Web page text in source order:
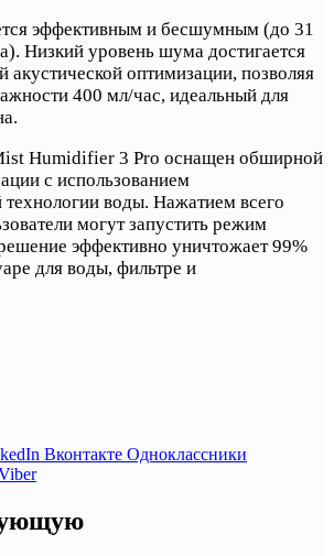
эффективным и бесшумным (до 31
Низкий уровень шума достигается
акустической оптимизации, позволяя
400 мл/час, идеальный для
Humidifier 3 Pro оснащен обширной
с использованием
технологии воды. Нажатием всего
могут запустить режим
эффективно уничтожает 99%
для воды, фильтре и
Вконтакте Одноклассники